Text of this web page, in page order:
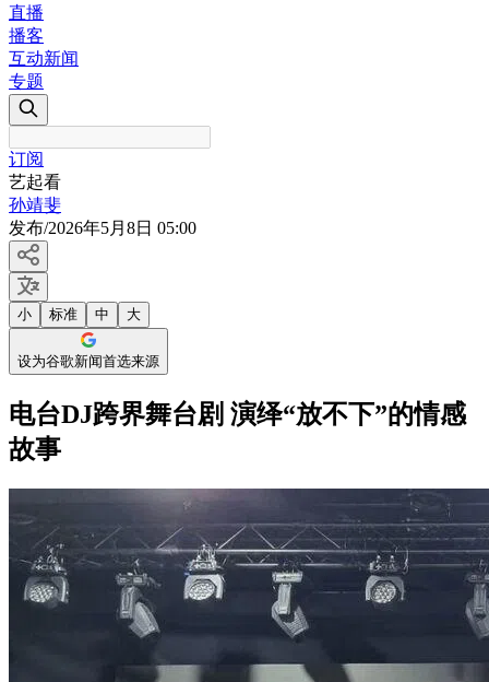
直播
播客
互动新闻
专题
订阅
艺起看
孙靖斐
发布/2026年5月8日 05:00
小 标准 中 大
设为谷歌新闻首选来源
电台DJ跨界舞台剧 演绎“放不下”的情感
故事